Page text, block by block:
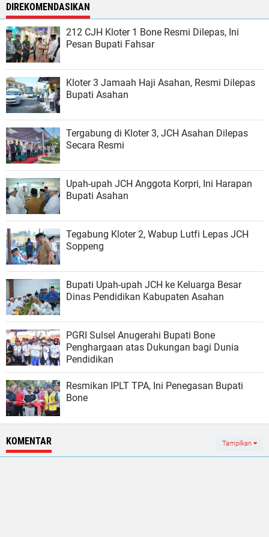
DIREKOMENDASIKAN
212 CJH Kloter 1 Bone Resmi Dilepas, Ini
Pesan Bupati Fahsar
Kloter 3 Jamaah Haji Asahan, Resmi Dilepas
Bupati Asahan
Tergabung di Kloter 3, JCH Asahan Dilepas
Secara Resmi
Upah-upah JCH Anggota Korpri, Ini Harapan
Bupati Asahan
Tegabung Kloter 2, Wabup Lutfi Lepas JCH
Soppeng
Bupati Upah-upah JCH ke Keluarga Besar
Dinas Pendidikan Kabupaten Asahan
PGRI Sulsel Anugerahi Bupati Bone
Penghargaan atas Dukungan bagi Dunia
Pendidikan
Resmikan IPLT TPA, Ini Penegasan Bupati
Bone
KOMENTAR Tampilkan